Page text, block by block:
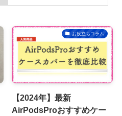
お役立ちコラム
【2024年】最新
AirPodsProおすすめケー